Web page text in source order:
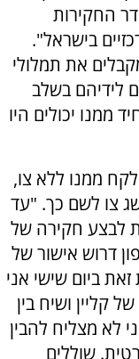
החקירות
בישראל".
את תמלולי
לידיהם בשלב
ממנו יכולים היו
ממנו ללא צו,
צו לשם כך. "עד
לבצע חקירה של
דרוש אישור של
ביום שישי אני
קליין ושיח בין
לא מצליח להבין
שוללים